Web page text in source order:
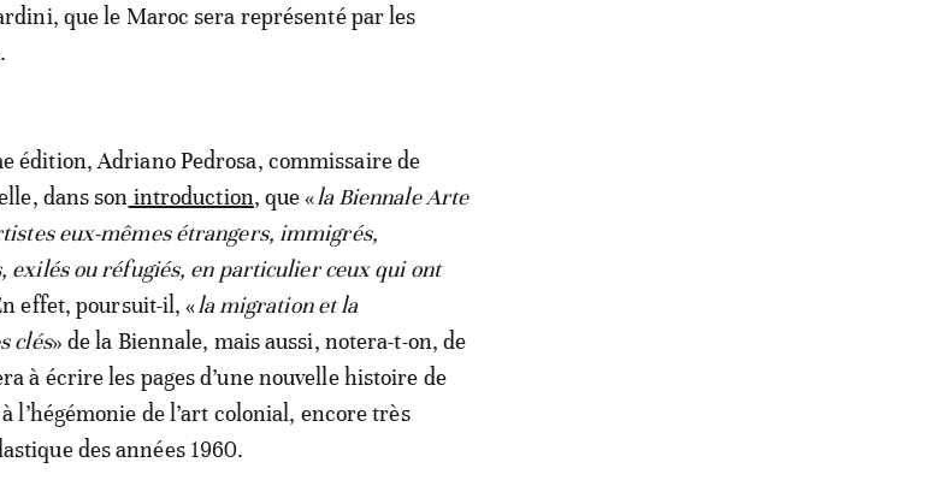
que le Maroc sera représenté par les
édition, Adriano Pedrosa, commissaire de
dans son introduction, que «la Biennale Arte
eux-mêmes étrangers, immigrés,
exilés ou réfugiés, en particulier ceux qui ont
effet, poursuit-il, «la migration et la
clés» de la Biennale, mais aussi, notera-t-on, de
à écrire les pages d’une nouvelle histoire de
l’hégémonie de l’art colonial, encore très
des années 1960.